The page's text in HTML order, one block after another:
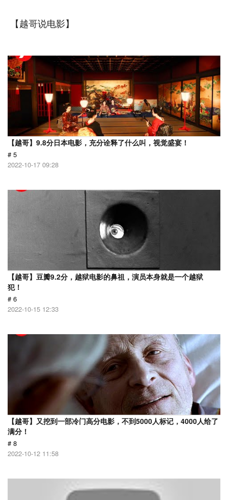
【越哥说电影】
【越哥】9.8分日本电影，充分诠释了什么叫，视觉盛宴！
# 5
2022-10-17 09:28
【越哥】豆瓣9.2分，越狱电影的鼻祖，演员本身就是一个越狱
犯！
# 6
2022-10-15 12:33
【越哥】又挖到一部冷门高分电影，不到5000人标记，4000人给了
满分！
# 8
2022-10-12 11:58